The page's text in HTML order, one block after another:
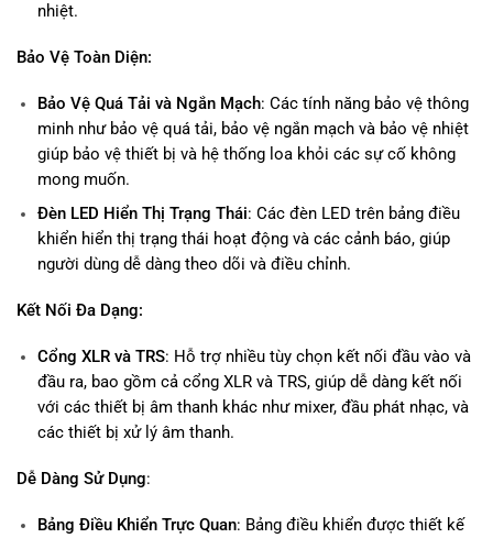
nhiệt.
Bảo Vệ Toàn Diện:
Bảo Vệ Quá Tải và Ngắn Mạch: Các tính năng bảo vệ thông
minh như bảo vệ quá tải, bảo vệ ngắn mạch và bảo vệ nhiệt
giúp bảo vệ thiết bị và hệ thống loa khỏi các sự cố không
mong muốn.
Đèn LED Hiển Thị Trạng Thái: Các đèn LED trên bảng điều
khiển hiển thị trạng thái hoạt động và các cảnh báo, giúp
người dùng dễ dàng theo dõi và điều chỉnh.
Kết Nối Đa Dạng:
Cổng XLR và TRS: Hỗ trợ nhiều tùy chọn kết nối đầu vào và
đầu ra, bao gồm cả cổng XLR và TRS, giúp dễ dàng kết nối
với các thiết bị âm thanh khác như mixer, đầu phát nhạc, và
các thiết bị xử lý âm thanh.
Dễ Dàng Sử Dụng:
Bảng Điều Khiển Trực Quan: Bảng điều khiển được thiết kế